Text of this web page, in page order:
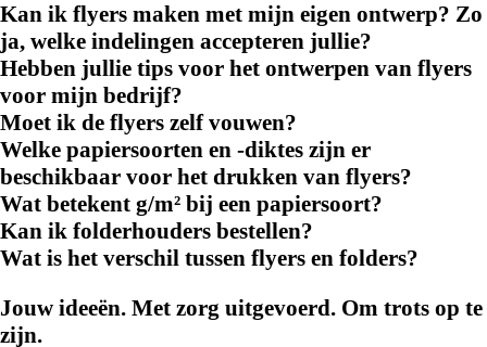
Kan ik flyers maken met mijn eigen ontwerp? Zo
ja, welke indelingen accepteren jullie?
Hebben jullie tips voor het ontwerpen van flyers
voor mijn bedrijf?
Moet ik de flyers zelf vouwen?
Welke papiersoorten en -diktes zijn er
beschikbaar voor het drukken van flyers?
Wat betekent g/m² bij een papiersoort?
Kan ik folderhouders bestellen?
Wat is het verschil tussen flyers en folders?
Jouw ideeën. Met zorg uitgevoerd. Om trots op te
zijn.